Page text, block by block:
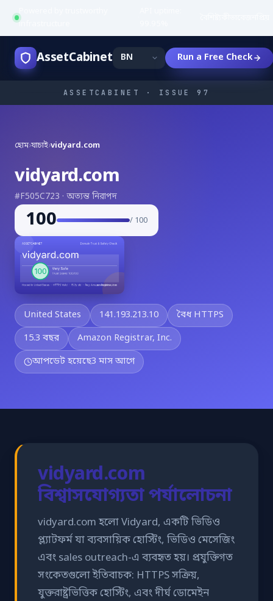
Powered by trustworthy
infrastructure
AssetCabinet Run a Free Check
ASSETCABINET · ISSUE 97
হোম›যাচাই›vidyard.com
vidyard.com
#F505C723 · অত্যন্ত নিরাপদ
100 / 100
United States 141.193.213.10
বৈধ HTTPS
15.3 বছর
Amazon Registrar, Inc.
আপডেট হয়েছে3 মাস আগে
vidyard.com
বিশ্বাসযোগ্যতা পর্যালোচনা
vidyard.com হলো Vidyard, একটি ভিডিও
প্ল্যাটফর্ম যা ব্যবসায়িক হোস্টিং, ভিডিও মেসেজিং
এবং sales outreach-এ ব্যবহৃত হয়। প্রযুক্তিগত
সংকেতগুলো ইতিবাচক: HTTPS সক্রিয়,
যুক্তরাষ্ট্রভিত্তিক হোস্টিং, এবং দীর্ঘ ডোমেইন